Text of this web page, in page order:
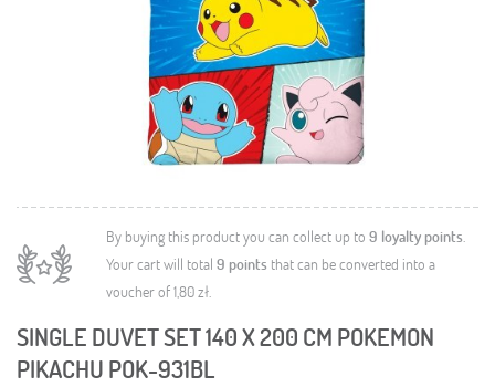
By buying this product you can collect up to 9 loyalty points.
Your cart will total 9 points that can be converted into a
voucher of1,80 zł.
SINGLE DUVET SET 140 X 200 CM POKEMON
PIKACHU POK-931BL